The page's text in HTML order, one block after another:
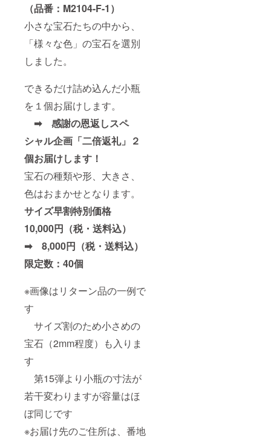
（品番：M2104-F-1）
小さな宝石たちの中から、
「様々な色」の宝石を選別
しました。
できるだけ詰め込んだ小瓶
を１個お届けします。
➡ 感謝の恩返しスペ
シャル企画「二倍返礼」２
個お届けします！
宝石の種類や形、大きさ、
色はおまかせとなります。
サイズ早割特別価格
10,000円（税・送料込）
➡ 8,000円（税・送料込）
限定数：40個
※画像はリターン品の一例で
す
サイズ割のため小さめの
宝石（2mm程度）も入りま
す
第15弾より小瓶の寸法が
若干変わりますが容量はほ
ぼ同じです
※お届け先のご住所は、番地